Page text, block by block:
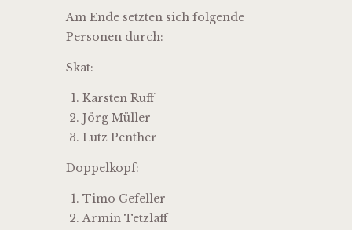
Am Ende setzten sich folgende
Personen durch:
Skat:
Karsten Ruff
Jörg Müller
Lutz Penther
Doppelkopf:
Timo Gefeller
Armin Tetzlaff